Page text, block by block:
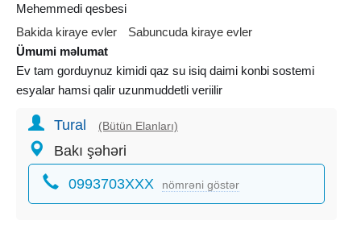
Mehemmedi qesbesi
Bakida kiraye evler
Sabuncuda kiraye evler
Ümumi məlumat
Ev tam gorduynuz kimidi qaz su isiq daimi konbi sostemi
esyalar hamsi qalir uzunmuddetli veriilir
Tural (Bütün Elanları)
Bakı şəhəri
0993703XXX nömrəni göstər